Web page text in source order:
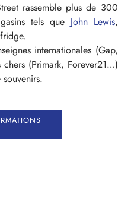
rassemble plus de 300
tels que John Lewis,
internationales (Gap,
(Primark, Forever21…)